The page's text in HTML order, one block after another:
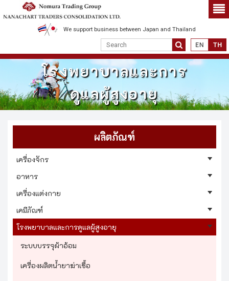
We support business between Japan and Thailand
โรงพยาบาลและการ
ดูแลผู้สูงอายุ
ผลิตภัณฑ์
เครื่องจักร
อาหาร
เครื่องแต่งกาย
เคมีภัณฑ์
โรงพยาบาลและการดูแลผู้สูงอายุ
ระบบบรรจุผ้าอ้อม
เครื่องผลิตน้ำยาฆ่าเชื้อ